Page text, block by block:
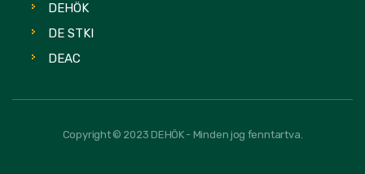
DEHÖK
DE STKI
DEAC
Copyright © 2023 DEHÖK - Minden jog fenntartva.